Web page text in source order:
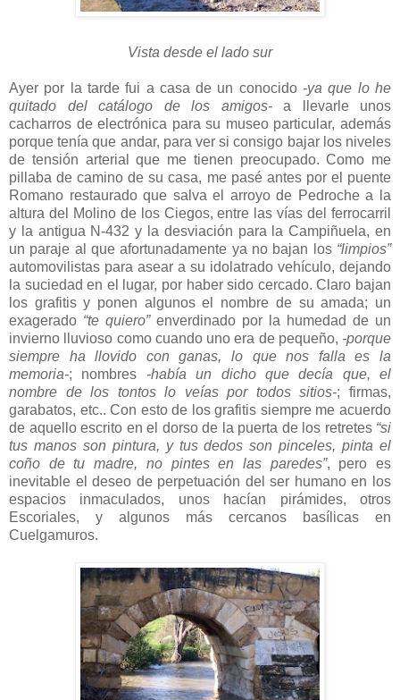
Vista desde el lado sur
Ayer por la tarde fui a casa de un conocido -ya que lo he
quitado del catálogo de los amigos-a llevarle unos
cacharros de electrónica para su museo particular, además
porque tenía que andar, para ver si consigo bajar los niveles
de tensión arterial que me tienen preocupado. Como me
pillaba de camino de su casa, me pasé antes por el puente
Romano restaurado que salva el arroyo de Pedroche a la
altura del Molino de los Ciegos, entre las vías del ferrocarril
y la antigua N-432 y la desviación para la Campiñuela, en
un paraje al que afortunadamente ya no bajan los “limpios”
automovilistas para asear a su idolatrado vehículo, dejando
la suciedad en el lugar, por haber sido cercado. Claro bajan
los grafitis y ponen algunos el nombre de su amada; un
exagerado “te quiero”enverdinado por la humedad de un
invierno lluvioso como cuando uno era de pequeño, -porque
siempre ha llovido con ganas, lo que nos falla es la
memoria-; nombres -había un dicho que decía que, el
nombre de los tontos lo veías por todos sitios-; firmas,
garabatos, etc.. Con esto de los grafitis siempre me acuerdo
de aquello escrito en el dorso de la puerta de los retretes “si
tus manos son pintura, y tus dedos son pinceles, pinta el
coño de tu madre, no pintes en las paredes”, pero es
inevitable el deseo de perpetuación del ser humano en los
espacios inmaculados, unos hacían pirámides, otros
Escoriales, y algunos más cercanos basílicas en
Cuelgamuros.